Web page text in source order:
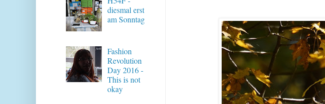
diesmal erst
am Sonntag
Fashion
Revolution
Day 2016 -
This is not
okay